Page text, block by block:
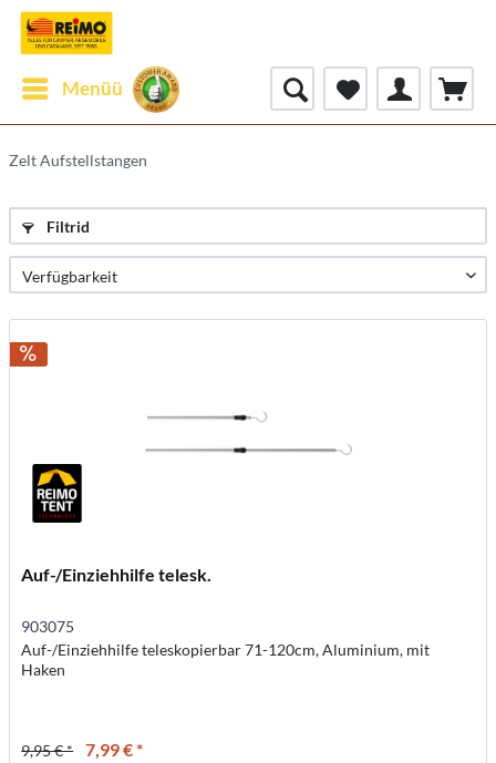
Menüü
Zelt Aufstellstangen
Filtrid
Auf-/Einziehhilfe telesk.
903075
Auf-/Einziehhilfe teleskopierbar 71-120cm, Aluminium, mit
Haken
9,95 € * 7,99 € *